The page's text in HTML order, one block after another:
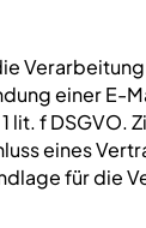
einer E-
lit. f DSGVO.
eines
für die